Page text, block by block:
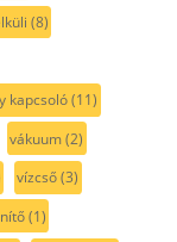
(8)
kapcsoló(11)
vákuum(2)
vízcső(3)
(1)